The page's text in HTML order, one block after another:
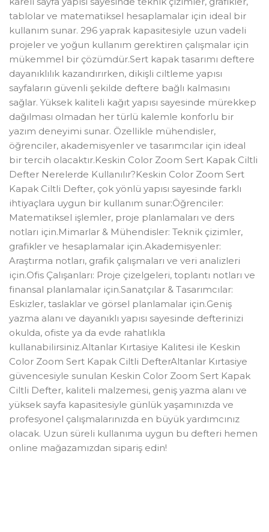
tablolar ve matematiksel hesaplamalar için ideal bir
kullanım sunar. 296 yaprak kapasitesiyle uzun vadeli
projeler ve yoğun kullanım gerektiren çalışmalar için
mükemmel bir çözümdür.Sert kapak tasarımı deftere
dayanıklılık kazandırırken, dikişli ciltleme yapısı
sayfaların güvenli şekilde deftere bağlı kalmasını
sağlar. Yüksek kaliteli kağıt yapısı sayesinde mürekkep
dağılması olmadan her türlü kalemle konforlu bir
yazım deneyimi sunar. Özellikle mühendisler,
öğrenciler, akademisyenler ve tasarımcılar için ideal
bir tercih olacaktır.Keskin Color Zoom Sert Kapak Ciltli
Defter Nerelerde Kullanılır?Keskin Color Zoom Sert
Kapak Ciltli Defter, çok yönlü yapısı sayesinde farklı
ihtiyaçlara uygun bir kullanım sunar:Öğrenciler:
Matematiksel işlemler, proje planlamaları ve ders
notları için.Mimarlar & Mühendisler: Teknik çizimler,
grafikler ve hesaplamalar için.Akademisyenler:
Araştırma notları, grafik çalışmaları ve veri analizleri
için.Ofis Çalışanları: Proje çizelgeleri, toplantı notları ve
finansal planlamalar için.Sanatçılar & Tasarımcılar:
Eskizler, taslaklar ve görsel planlamalar için.Geniş
yazma alanı ve dayanıklı yapısı sayesinde defterinizi
okulda, ofiste ya da evde rahatlıkla
kullanabilirsiniz.Altanlar Kırtasiye Kalitesi ile Keskin
Color Zoom Sert Kapak Ciltli DefterAltanlar Kırtasiye
güvencesiyle sunulan Keskin Color Zoom Sert Kapak
Ciltli Defter, kaliteli malzemesi, geniş yazma alanı ve
yüksek sayfa kapasitesiyle günlük yaşamınızda ve
profesyonel çalışmalarınızda en büyük yardımcınız
olacak. Uzun süreli kullanıma uygun bu defteri hemen
online mağazamızdan sipariş edin!